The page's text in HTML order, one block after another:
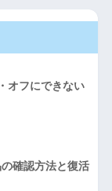
オフにできない
確認方法と復活